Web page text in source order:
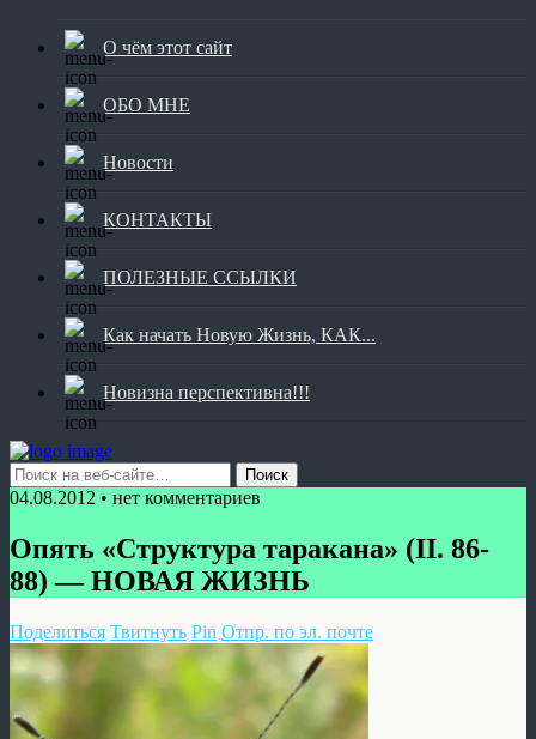
О чём этот сайт
ОБО МНЕ
Новости
КОНТАКТЫ
ПОЛЕЗНЫЕ ССЫЛКИ
Как начать Новую Жизнь, КАК...
Новизна перспективна!!!
04.08.2012 • нет комментариев
Опять «Структура таракана» (II. 86-
88) — НОВАЯ ЖИЗНЬ
Поделиться Твитнуть Pin Отпр. по эл. почте